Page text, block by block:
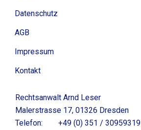
Datenschutz
AGB
Impressum
Kontakt
Rechtsanwalt Arnd Leser
Malerstrasse 17, 01326 Dresden
Telefon:
+49 (0) 351 / 30959319